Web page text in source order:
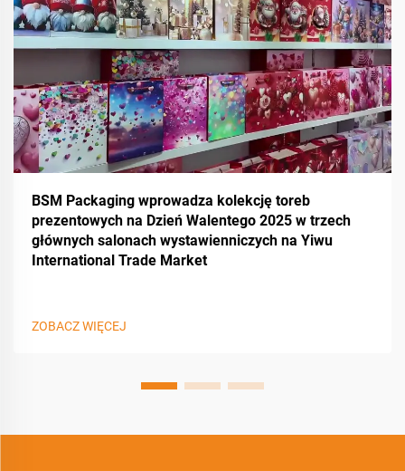
BSM Packaging wprowadza kolekcję toreb
prezentowych na Dzień Walentego 2025 w trzech
głównych salonach wystawienniczych na Yiwu
International Trade Market
ZOBACZ WIĘCEJ